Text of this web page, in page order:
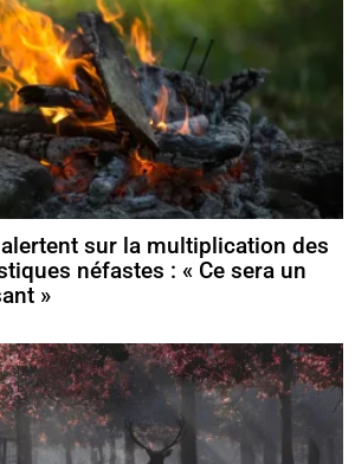
sur la multiplication des
néfastes : « Ce sera un
»